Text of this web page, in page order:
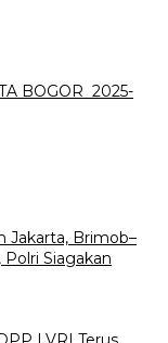
BOGOR 2025-
Jakarta, Brimob–
Siagakan